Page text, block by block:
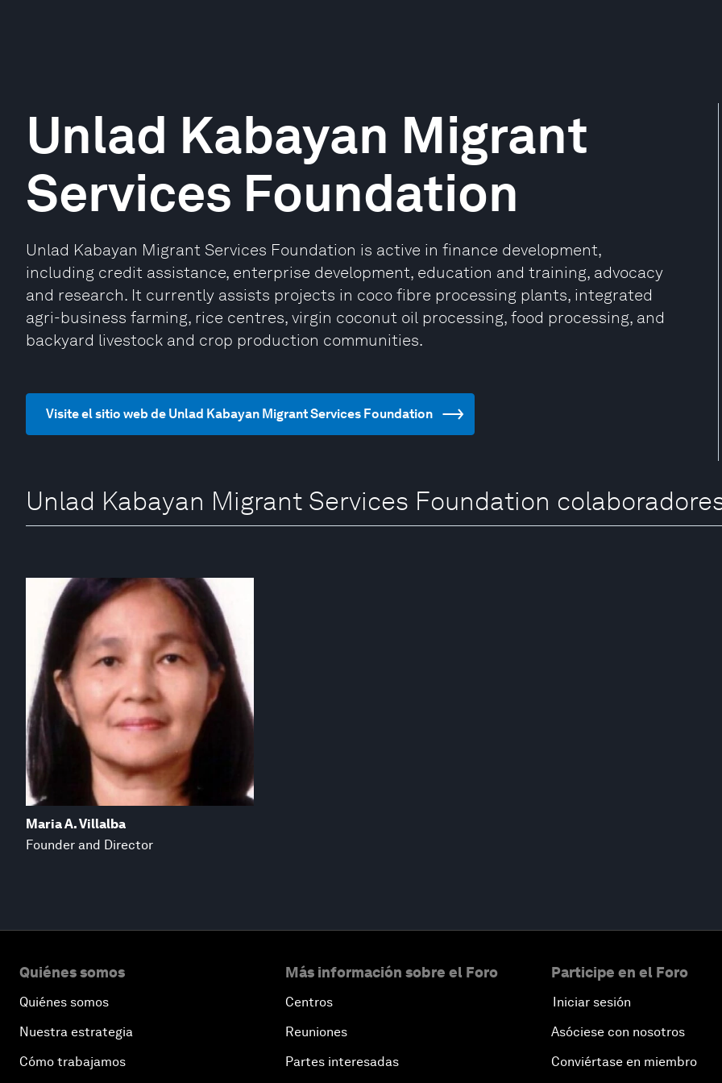
Unlad Kabayan Migrant
Services Foundation
Unlad Kabayan Migrant Services Foundation is active in finance development,
including credit assistance, enterprise development, education and training, advocacy
and research. It currently assists projects in coco fibre processing plants, integrated
agri-business farming, rice centres, virgin coconut oil processing, food processing, and
backyard livestock and crop production communities.
Visite el sitio web de Unlad Kabayan Migrant Services Foundation
Unlad Kabayan Migrant Services Foundation
Maria A. Villalba
Founder and Director
Quiénes somos
Quiénes somos
Nuestra estrategia
Cómo trabajamos
Más información sobre el Foro
Centros
Reuniones
Partes interesadas
Participe en el Foro
Iniciar sesión
Asóciese con nosotros
Conviértase en miembro